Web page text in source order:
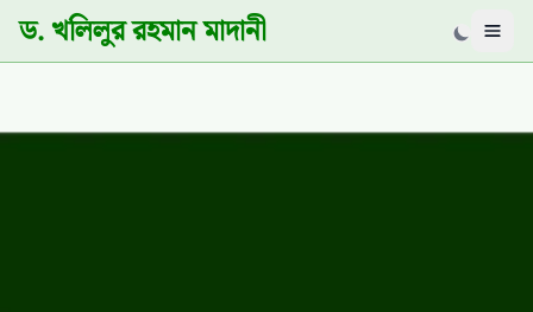
ড. খলিলুর রহমান মাদানী